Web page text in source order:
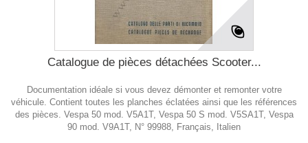
Catalogue de pièces détachées Scooter...
Documentation idéale si vous devez démonter et remonter votre
véhicule. Contient toutes les planches éclatées ainsi que les références
des pièces. Vespa 50 mod. V5A1T, Vespa 50 S mod. V5SA1T, Vespa
90 mod. V9A1T, N° 99988, Français, Italien